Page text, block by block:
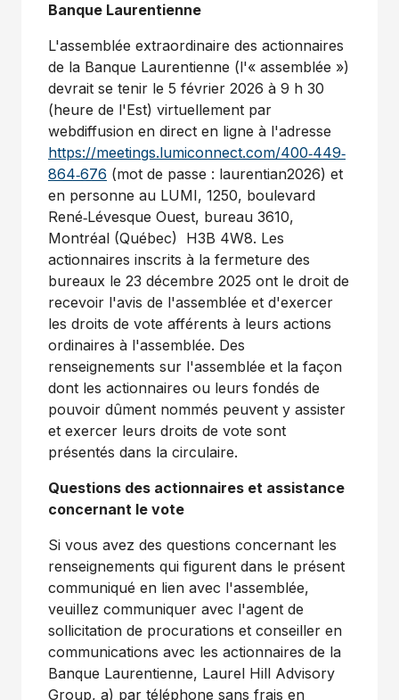
Banque Laurentienne
L'assemblée extraordinaire des actionnaires
de la Banque Laurentienne (l'« assemblée »)
devrait se tenir le 5 février 2026 à 9 h 30
(heure de l'Est) virtuellement par
webdiffusion en direct en ligne à l'adresse
https://meetings.lumiconnect.com/400‑449‑
864‑676 (mot de passe : laurentian2026) et
en personne au LUMI, 1250, boulevard
René‑Lévesque Ouest, bureau 3610,
Montréal (Québec) H3B 4W8. Les
actionnaires inscrits à la fermeture des
bureaux le 23 décembre 2025 ont le droit de
recevoir l'avis de l'assemblée et d'exercer
les droits de vote afférents à leurs actions
ordinaires à l'assemblée. Des
renseignements sur l'assemblée et la façon
dont les actionnaires ou leurs fondés de
pouvoir dûment nommés peuvent y assister
et exercer leurs droits de vote sont
présentés dans la circulaire.
Questions des actionnaires et assistance
concernant le vote
Si vous avez des questions concernant les
renseignements qui figurent dans le présent
communiqué en lien avec l'assemblée,
veuillez communiquer avec l'agent de
sollicitation de procurations et conseiller en
communications avec les actionnaires de la
Banque Laurentienne, Laurel Hill Advisory
Group, a) par téléphone sans frais en